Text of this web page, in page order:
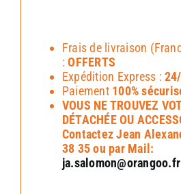
Frais de livraison
:OFFERTS
Expédition Express :
Paiement 100%
VOUS NE TROUVEZ
DÉTACHÉE OU
Contactez Jean
38 35 ou par Mail:
ja.salomon@orangoo.fr